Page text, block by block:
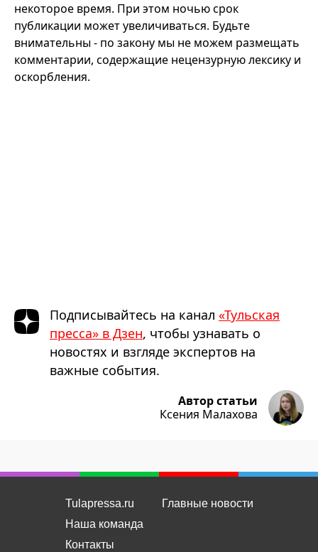
некоторое время. При этом ночью срок
публикации может увеличиваться. Будьте
внимательны - по закону мы не можем размещать
комментарии, содержащие нецензурную лексику и
оскорбления.
Подписывайтесь на канал «Тульская
пресса» в Дзен, чтобы узнавать о
новостях и взгляде экспертов на
важные события.
Автор статьи
Ксения Малахова
Tulapressa.ru
Наша команда
Контакты
Главные новости